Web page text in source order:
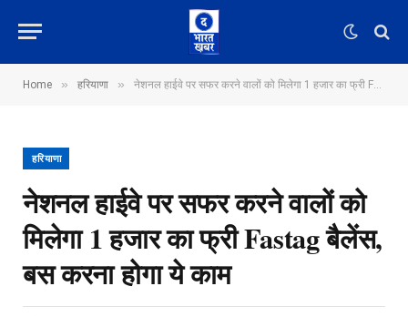
Home » हरियाणा » नेशनल हाईवे पर सफर करने वालों को मिलेगा 1 हजार का फ्री Fastag बैलेंस, बस करना होगा ये काम
हरियाणा
नेशनल हाईवे पर सफर करने वालों को
मिलेगा 1 हजार का फ्री Fastag बैलेंस,
बस करना होगा ये काम